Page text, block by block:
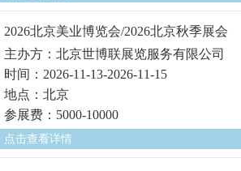
2026北京美业博览会/2026北京秋季展会
主办方：北京世博联展览服务有限公司
时间：2026-11-13-2026-11-15
地点：北京
参展费：5000-10000
点击查看详情